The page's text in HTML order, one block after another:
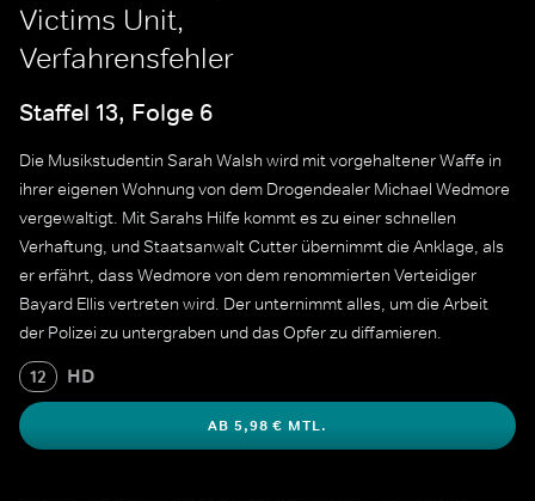
Victims Unit,
Verfahrensfehler
Staffel 13, Folge 6
Die Musikstudentin Sarah Walsh wird mit vorgehaltener Waffe in
ihrer eigenen Wohnung von dem Drogendealer Michael Wedmore
vergewaltigt. Mit Sarahs Hilfe kommt es zu einer schnellen
Verhaftung, und Staatsanwalt Cutter übernimmt die Anklage, als
er erfährt, dass Wedmore von dem renommierten Verteidiger
Bayard Ellis vertreten wird. Der unternimmt alles, um die Arbeit
der Polizei zu untergraben und das Opfer zu diffamieren.
12 HD
AB 5,98 € MTL.